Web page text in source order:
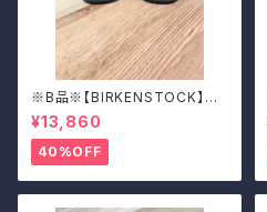
※B品※【BIRKENSTOCK】Mo
ntana/CUOIO 37
¥13,860
40%OFF